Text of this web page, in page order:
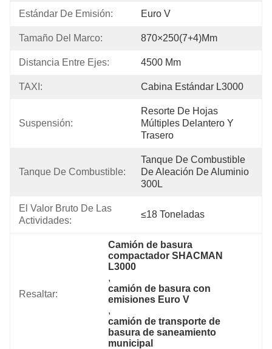
Estándar De Emisión: Euro V
Tamaño Del Marco: 870×250(7+4)mm
Distancia Entre Ejes: 4500 Mm
TAXI: Cabina Estándar L3000
Suspensión:
Resorte De Hojas
Múltiples Delantero Y
Trasero
Tanque De Combustible:
Tanque De Combustible
De Aleación De Aluminio
300L
El Valor Bruto De Las
Actividades:
≤18 Toneladas
Resaltar:
Camión de basura
compactador SHACMAN
L3000
,
camión de basura con
emisiones Euro V
,
camión de transporte de
basura de saneamiento
municipal